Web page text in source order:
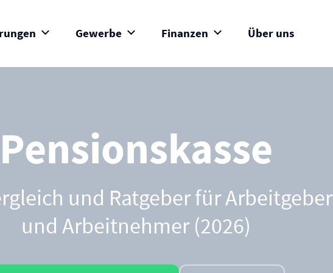
Gewerbe Finanzen Über uns
Pensionskasse
und Ratgeber für Arbeitgeber
und Arbeitnehmer (2026)